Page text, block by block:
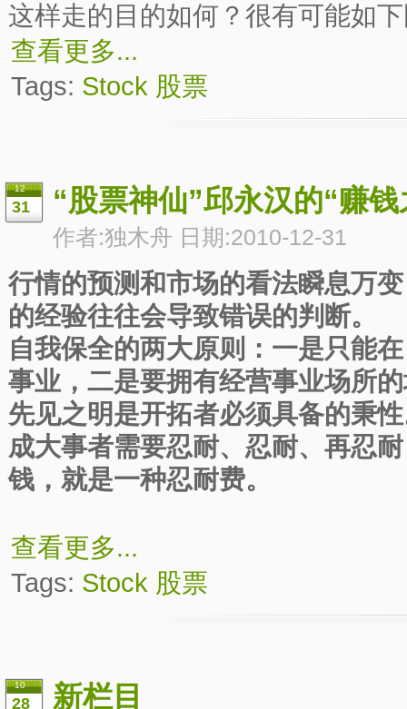
这样走的目的如何？很有可能如
查看更多...
Tags: Stock 股票
12
31 “股票神仙”邱永汉的“赚钱
作者:独木舟 日期:2010-12-31
行情的预测和市场的看法瞬息万
的经验往往会导致错误的判断。
自我保全的两大原则：一是只能
事业，二是要拥有经营事业场所
先见之明是开拓者必须具备的秉
成大事者需要忍耐、忍耐、再忍
钱，就是一种忍耐费。
查看更多...
Tags: Stock 股票
10
28 新栏目